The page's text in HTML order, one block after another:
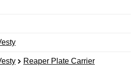
Reaper Plate Carrier